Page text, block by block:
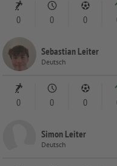
0 0 0
Sebastian Leiter
Deutsch
0 0 0
Simon Leiter
Deutsch